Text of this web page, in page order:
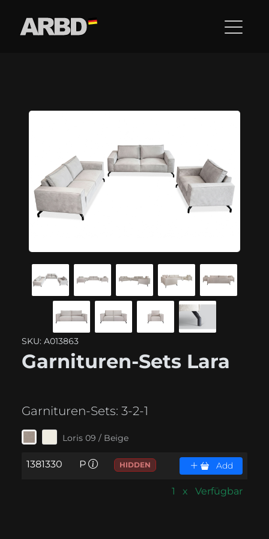
SKU: A013863
Garnituren-Sets Lara
Garnituren-Sets: 3-2-1
Loris 09 / Beige
1381330 P HIDDEN Add
1 x Verfügbar